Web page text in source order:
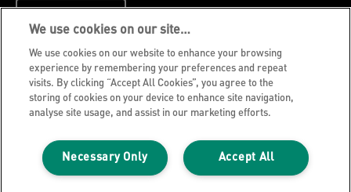
Personvernerklæring
Informasjonskapsler
Juridisk varsel
Imprint
Administrer mine data
We use cookies on our site…
We use cookies on our website to enhance your browsing
experience by remembering your preferences and repeat
visits. By clicking “Accept All Cookies”, you agree to the
storing of cookies on your device to enhance site navigation,
analyse site usage, and assist in our marketing efforts.
Accept All
Necessary Only